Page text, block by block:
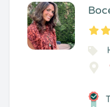
5
1
5
67